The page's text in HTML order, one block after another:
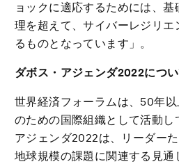
ョックに適応するためには、
理を超えて、サイバーレジリエ
るものとなっています」。
ダボス・アジェンダ2022につ
世界経済フォーラムは、50年
のための国際組織として活動し
アジェンダ2022は、リーダー
地球規模の課題に関連する見